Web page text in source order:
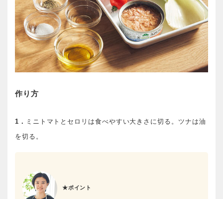
作り方
1． ミニトマトとセロリは食べやすい大きさに切る。ツナは油
を切る。
★ポイント